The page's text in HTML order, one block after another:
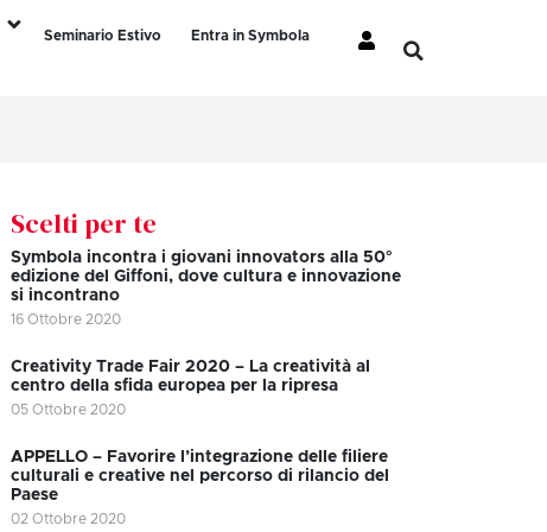
Seminario Estivo
Entra in Symbola
Scelti per te
Symbola incontra i giovani innovators alla 50°
edizione del Giffoni, dove cultura e innovazione
si incontrano
16 Ottobre 2020
Creativity Trade Fair 2020 – La creatività al
centro della sfida europea per la ripresa
05 Ottobre 2020
APPELLO – Favorire l’integrazione delle filiere
culturali e creative nel percorso di rilancio del
Paese
02 Ottobre 2020